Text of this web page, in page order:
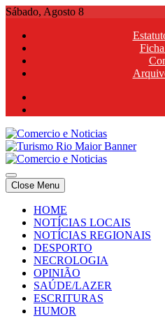
Skip
content
Sábado, Agosto 8
Comercio e Noticias
Notícias e Publicidade Online
Comercio e Noticias
Notícias e Publicidade Online
Close Menu
HOME
NOTÍCIAS LOCAIS
NOTÍCIAS REGIONAIS
DESPORTO
NECROLOGIA
OPINIÃO
SAÚDE/LAZER
ESCRITURAS
HUMOR